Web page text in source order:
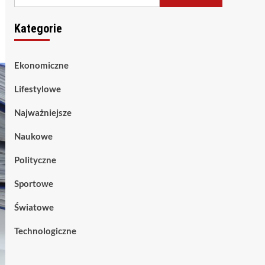
Kategorie
Ekonomiczne
Lifestylowe
Najważniejsze
Naukowe
Polityczne
Sportowe
Światowe
Technologiczne